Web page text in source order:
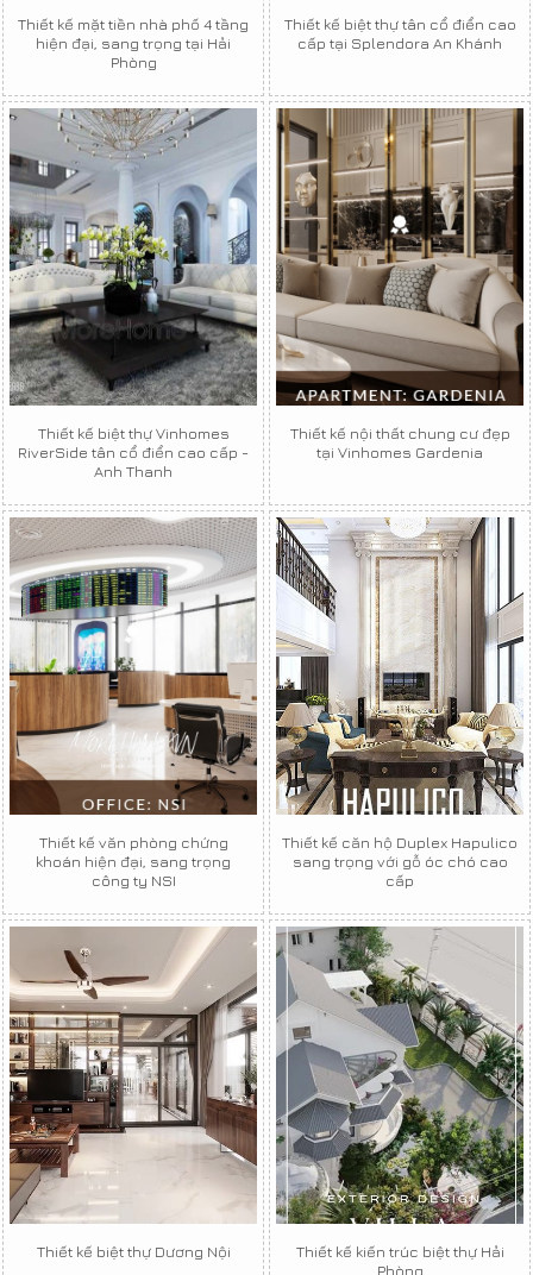
Thiết kế mặt tiền nhà phố 4 tầng
hiện đại, sang trọng tại Hải
Phòng
Thiết kế biệt thự tân cổ điển cao
cấp tại Splendora An Khánh
Thiết kế biệt thự Vinhomes
RiverSide tân cổ điển cao cấp -
Anh Thanh
Thiết kế nội thất chung cư đẹp
tại Vinhomes Gardenia
Thiết kế văn phòng chứng
khoán hiện đại, sang trọng
công ty NSI
Thiết kế căn hộ Duplex Hapulico
sang trọng với gỗ óc chó cao
cấp
Thiết kế biệt thự Dương Nội
Thiết kế kiến trúc biệt thự Hải
Phòng